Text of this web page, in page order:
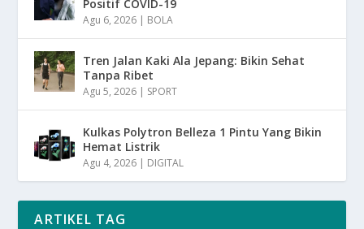
Positif COVID-19
Agu 6, 2026 | BOLA
Tren Jalan Kaki Ala Jepang: Bikin Sehat
Tanpa Ribet
Agu 5, 2026 | SPORT
Kulkas Polytron Belleza 1 Pintu Yang Bikin
Hemat Listrik
Agu 4, 2026 | DIGITAL
ARTIKEL TAG